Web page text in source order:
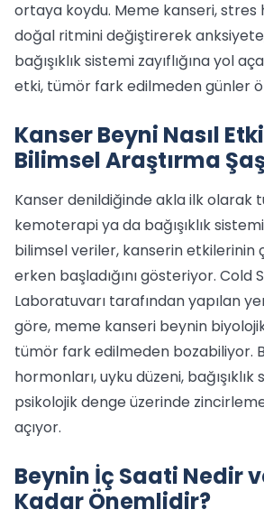
ortaya koydu. Meme kanseri, stres
doğal ritmini değiştirerek
bağışıklık sistemi zayıflığına yol
etki, tümör fark edilmeden günler
Kanser Beyni Nasıl
Bilimsel Araştırma
Kanser denildiğinde akla ilk olarak
kemoterapi ya da bağışıklık
bilimsel veriler, kanserin etkilerinin
erken başladığını gösteriyor. Cold
Laboratuvarı tarafından yapılan
göre, meme kanseri beynin
tümör fark edilmeden bozabiliyor.
hormonları, uyku düzeni, bağışıklık
psikolojik denge üzerinde
açıyor.
Beynin İç Saati Nedir
Kadar Önemlidir?